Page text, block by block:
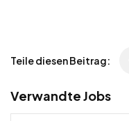
Teile diesen Beitrag:
Verwandte Jobs